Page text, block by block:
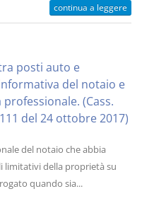
continua a leggere
posti auto e
del notaio e
(Cass.
del 24 ottobre 2017)
del notaio che abbia
limitativi della proprietà su
quando sia...